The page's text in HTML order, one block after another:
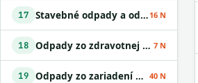
17 Stavebné odpady a odpady z demolácií vrátane výkopovej zeminy z kontaminovaných miest 16 N
18 Odpady zo zdravotnej alebo veterinárnej starostlivosti alebo s nimi súvisiaceho výskumu okrem kuchynských a reštauračných odpadov 7 N
19 Odpady zo zariadení na úpravu odpadu 40 N